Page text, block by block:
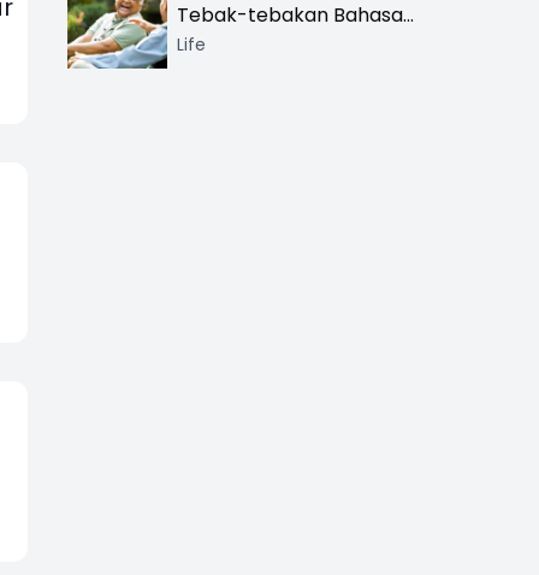
Tebak-tebakan Bahasa
Sunda yang Sangat
Life